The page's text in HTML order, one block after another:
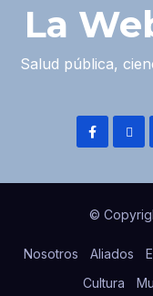
La
Salud pública,
©
Nosotros Aliados
Cultura